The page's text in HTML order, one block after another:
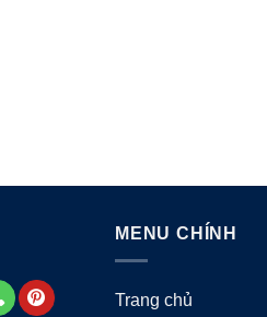
MENU CHÍNH
Trang chủ